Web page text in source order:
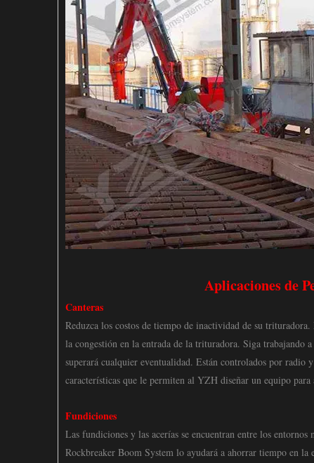
Aplicaciones de
Canteras
Reduzca los costos de tiempo de inactividad de su
la congestión en la entrada de la trituradora. Siga trabajando
superará cualquier eventualidad. Están controlados por radio
características que le permiten al YZH diseñar un equipo
Fundiciones
Las fundiciones y las acerías se encuentran entre los
Rockbreaker Boom System lo ayudará a ahorrar tiempo en